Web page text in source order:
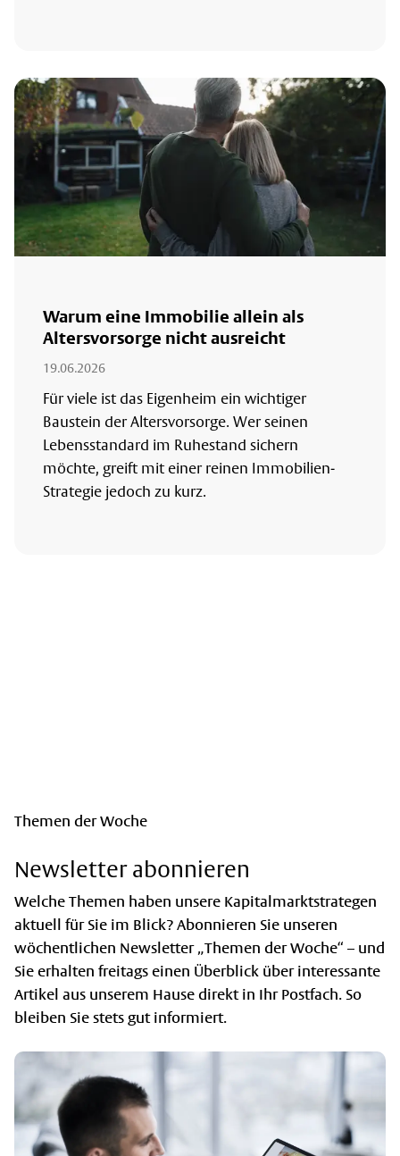
Warum eine Immobilie allein als
Altersvorsorge nicht ausreicht
19.06.2026
Für viele ist das Eigenheim ein wichtiger
Baustein der Altersvorsorge. Wer seinen
Lebensstandard im Ruhestand sichern
möchte, greift mit einer reinen Immobilien-
Strategie jedoch zu kurz.
Themen der Woche
Newsletter abonnieren
Welche Themen haben unsere Kapitalmarktstrategen
aktuell für Sie im Blick? Abonnieren Sie unseren
wöchentlichen Newsletter „Themen der Woche“ – und
Sie erhalten freitags einen Überblick über interessante
Artikel aus unserem Hause direkt in Ihr Postfach. So
bleiben Sie stets gut informiert.